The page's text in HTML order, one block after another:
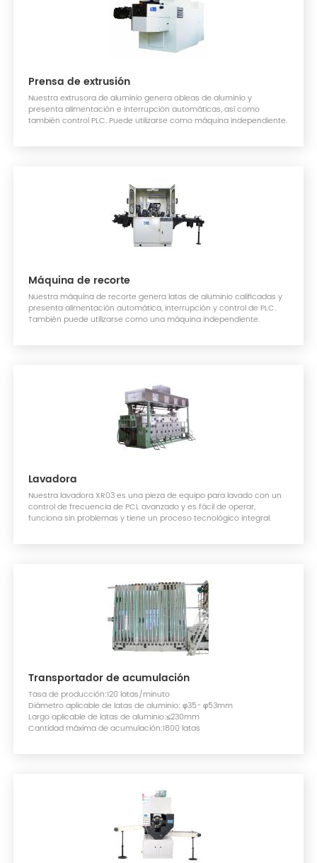
Prensa de extrusión
Nuestra extrusora de aluminio genera obleas de aluminio y
presenta alimentación e interrupción automáticas, así como
también control PLC. Puede utilizarse como máquina independiente.
Máquina de recorte
Nuestra máquina de recorte genera latas de aluminio calificadas y
presenta alimentación automática, interrupción y control de PLC.
También puede utilizarse como una máquina independiente.
Lavadora
Nuestra lavadora XR03 es una pieza de equipo para lavado con un
control de frecuencia de PCL avanzado y es fácil de operar,
funciona sin problemas y tiene un proceso tecnológico integral.
Transportador de acumulación
Tasa de producción:120 latas/minuto
Diámetro aplicable de latas de aluminio: φ35- φ53mm
Largo aplicable de latas de aluminio:≤230mm
Cantidad máxima de acumulación:1800 latas